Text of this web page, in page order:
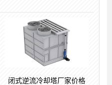
闭式逆流冷却塔厂家价格